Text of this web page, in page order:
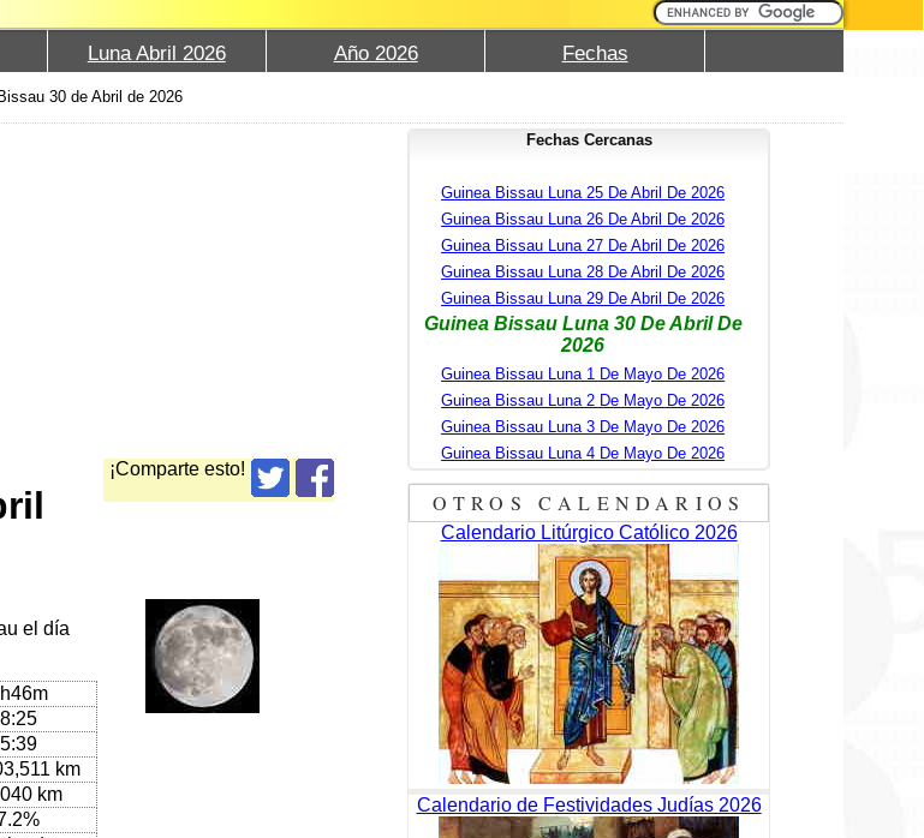
Luna Abril 2026 Año 2026 Fechas
30 de Abril de 2026
¡Comparte esto!
el día
km
km
Fechas Cercanas
Guinea Bissau Luna 25 De Abril De 2026
Guinea Bissau Luna 26 De Abril De 2026
Guinea Bissau Luna 27 De Abril De 2026
Guinea Bissau Luna 28 De Abril De 2026
Guinea Bissau Luna 29 De Abril De 2026
Guinea Bissau Luna 30 De Abril De
2026
Guinea Bissau Luna 1 De Mayo De 2026
Guinea Bissau Luna 2 De Mayo De 2026
Guinea Bissau Luna 3 De Mayo De 2026
Guinea Bissau Luna 4 De Mayo De 2026
OTROS CALENDARIOS
Calendario Litúrgico Católico 2026
Calendario de Festividades Judías 2026